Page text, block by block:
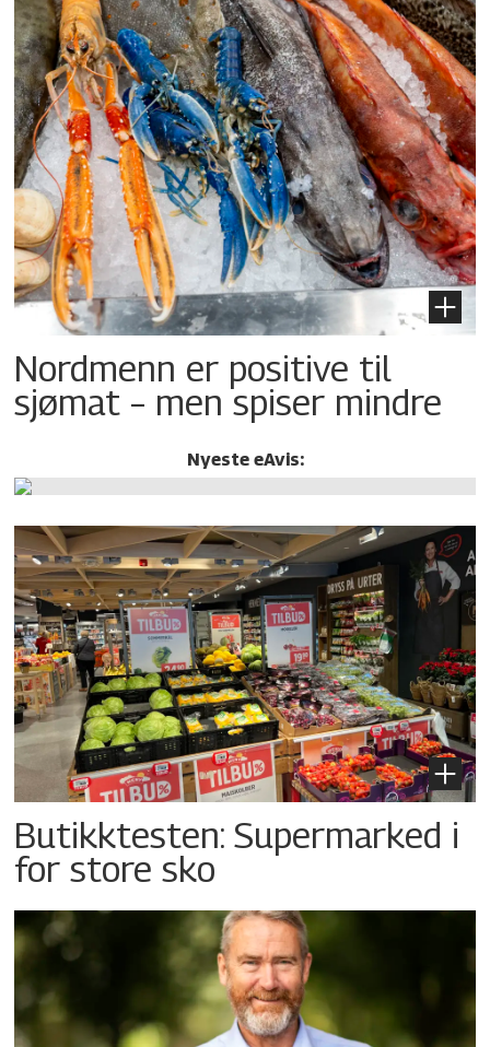
Nordmenn er positive til
sjømat – men spiser mindre
Nyeste eAvis:
Butikktesten: Supermarked i
for store sko